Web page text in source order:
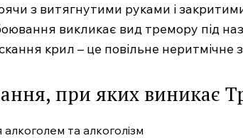
з витягнутими руками і
викликає вид тремору під
крил – це повільне неритмічне
при яких виникає
та алкоголізм